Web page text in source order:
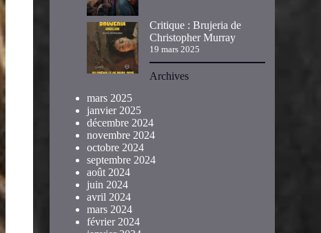
Critique : Brujeria de
Christopher Murray
19 mars 2025
Archives
mars 2025
janvier 2025
décembre 2024
novembre 2024
octobre 2024
septembre 2024
août 2024
juin 2024
avril 2024
mars 2024
février 2024